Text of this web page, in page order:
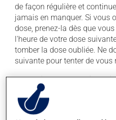
de façon régulière et
jamais en manquer. Si vous
dose, prenez-la dès que
l'heure de votre dose
tomber la dose oubliée. Ne
suivante pour tenter de vous
Ce médicament peut être
sans égard aux repas ou aux